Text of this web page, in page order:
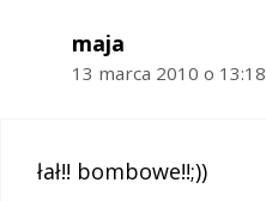
maja
13 marca 2010 o 13:18
łał!! bombowe!!;))